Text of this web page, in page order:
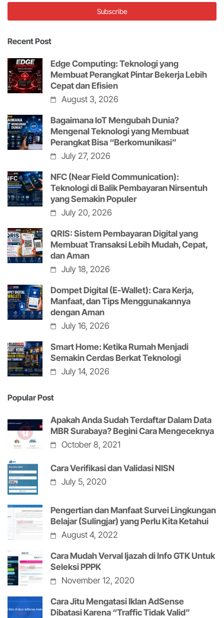
Recent Post
Edge Computing: Teknologi yang
Membuat Perangkat Pintar Bekerja Lebih
Cepat dan Efisien
August 3, 2026
Bagaimana IoT Mengubah Dunia?
Mengenal Teknologi yang Membuat
Perangkat Bisa “Berkomunikasi”
July 27, 2026
NFC (Near Field Communication):
Teknologi di Balik Pembayaran Nirsentuh
yang Semakin Populer
July 20, 2026
QRIS: Sistem Pembayaran Digital yang
Membuat Transaksi Lebih Mudah, Cepat,
dan Aman
July 18, 2026
Dompet Digital (E-Wallet): Cara Kerja,
Manfaat, dan Tips Menggunakannya
dengan Aman
July 16, 2026
Smart Home: Ketika Rumah Menjadi
Semakin Cerdas Berkat Teknologi
July 14, 2026
Popular Post
Apakah Anda Sudah Terdaftar Dalam Data
MBR Surabaya? Begini Cara Mengeceknya
October 8, 2021
Cara Verifikasi dan Validasi NISN
July 5, 2020
Pengertian dan Manfaat Survei Lingkungan
Belajar (Sulingjar) yang Perlu Kita Ketahui
August 4, 2022
Cara Mudah Verval Ijazah di Info GTK Untuk
Seleksi PPPK
November 12, 2020
Cara Jitu Mengatasi Iklan AdSense
Dibatasi Karena “Traffic Tidak Valid”